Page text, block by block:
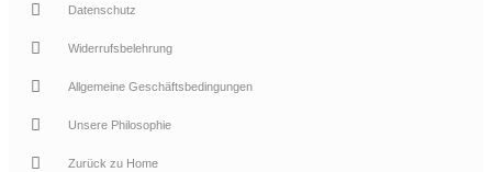
Datenschutz
Widerrufsbelehrung
Allgemeine Geschäftsbedingungen
Unsere Philosophie
Zurück zu Home